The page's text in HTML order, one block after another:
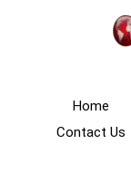
Home
Contact Us